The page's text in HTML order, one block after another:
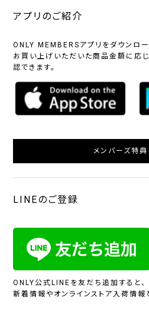
アプリのご紹介
ONLY MEMBERSアプリをダウンロー
お買い上げいただいた商品金額に応
認できます。
メンバーズ特典
LINEのご登録
ONLY公式LINEを友だち追加すると、
新着情報やオンラインストア入荷情報